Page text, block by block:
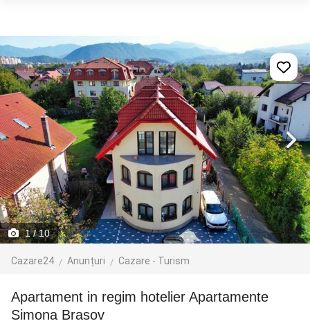
1/ 10
Cazare24 Anunțuri Cazare - Turism
apartament in regim hotelier Apartamente
Simona Brasov